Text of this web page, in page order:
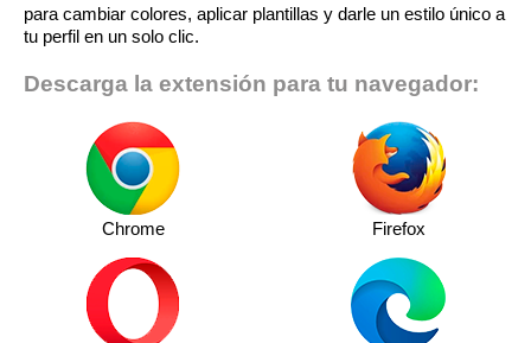
para cambiar colores, aplicar plantillas y darle un estilo único a
tu perfil en un solo clic.
Descarga la extensión para tu navegador:
Chrome Firefox